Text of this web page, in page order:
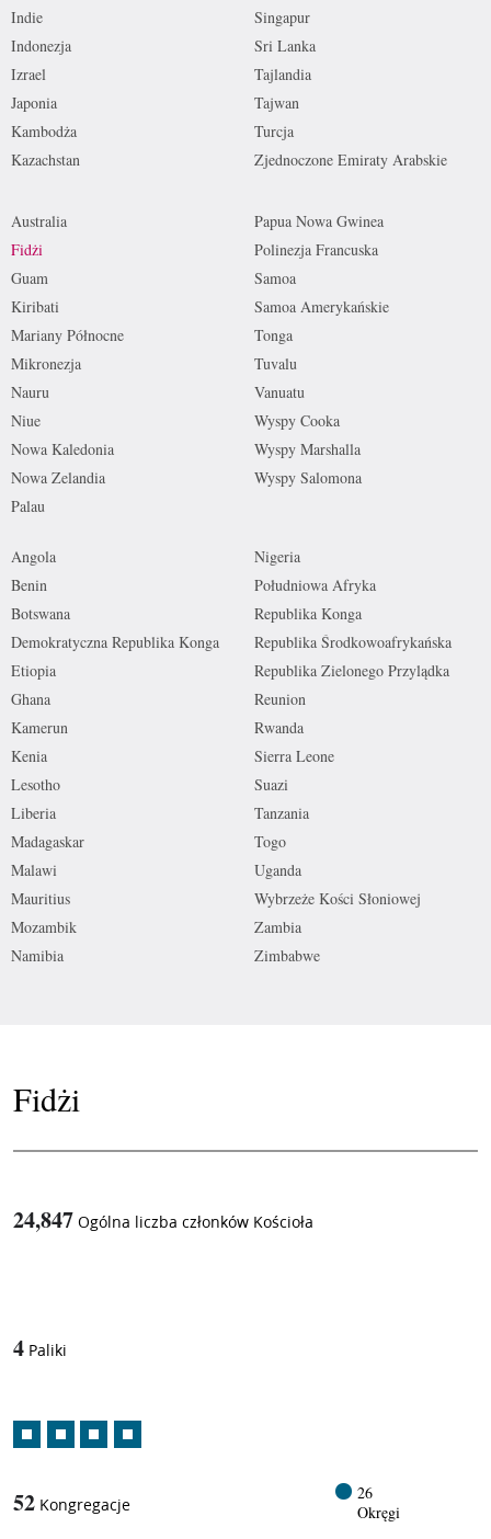
Indie
Indonezja
Izrael
Japonia
Kambodża
Kazachstan
Singapur
Sri Lanka
Tajlandia
Tajwan
Turcja
Zjednoczone Emiraty Arabskie
Australia
Fidżi
Guam
Kiribati
Mariany Północne
Mikronezja
Nauru
Niue
Nowa Kaledonia
Nowa Zelandia
Palau
Papua Nowa Gwinea
Polinezja Francuska
Samoa
Samoa Amerykańskie
Tonga
Tuvalu
Vanuatu
Wyspy Cooka
Wyspy Marshalla
Wyspy Salomona
Angola
Benin
Botswana
Demokratyczna Republika Konga
Etiopia
Ghana
Kamerun
Kenia
Lesotho
Liberia
Madagaskar
Malawi
Mauritius
Mozambik
Namibia
Nigeria
Południowa Afryka
Republika Konga
Republika Środkowoafrykańska
Republika Zielonego Przylądka
Reunion
Rwanda
Sierra Leone
Suazi
Tanzania
Togo
Uganda
Wybrzeże Kości Słoniowej
Zambia
Zimbabwe
Fidżi
24,847 Ogólna liczba członków Kościoła
4 Paliki
52 Kongregacje
26
Okręgi